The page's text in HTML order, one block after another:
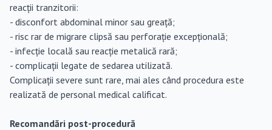
reacții tranzitorii:
- disconfort abdominal minor sau greață;
- risc rar de migrare clipsă sau perforație excepțională;
- infecție locală sau reacție metalică rară;
- complicații legate de sedarea utilizată.
Complicații severe sunt rare, mai ales când procedura este
realizată de personal medical calificat.
Recomandări post-procedură